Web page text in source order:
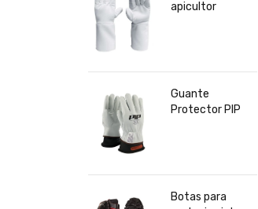
apicultor
Guante
Protector PIP
Botas para